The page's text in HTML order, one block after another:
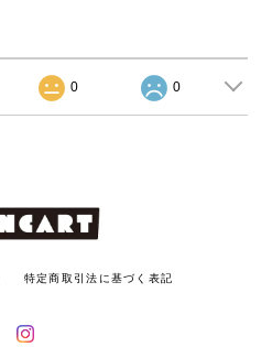
0 0
特定商取引法に基づく表記